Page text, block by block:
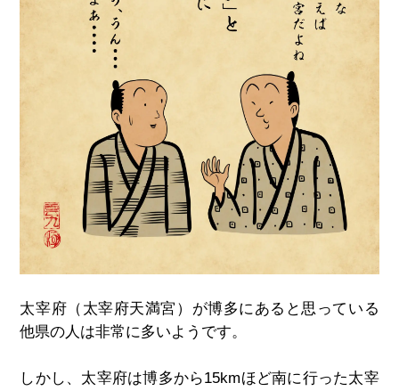
太宰府（太宰府天満宮）が博多にあると思っている
他県の人は非常に多いようです。
しかし、太宰府は博多から15kmほど南に行った太宰